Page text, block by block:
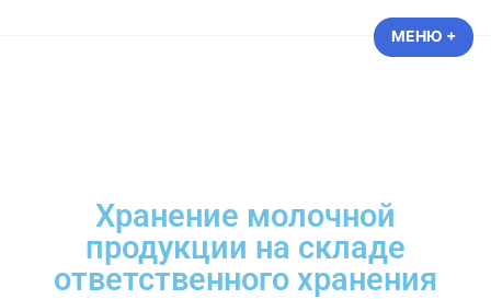
Логистические и транспортные
МЕНЮ +
Хранение молочной
продукции на складе
ответственного хранения